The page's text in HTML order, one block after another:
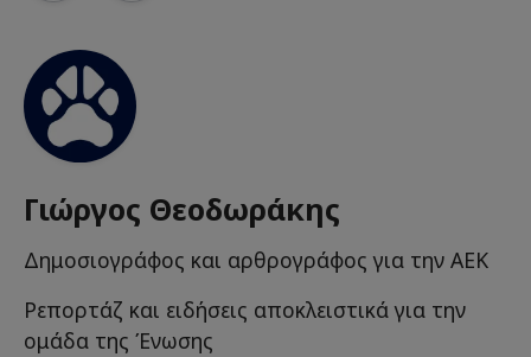
Γιώργος Θεοδωράκης
Δημοσιογράφος και αρθρογράφος για την ΑΕΚ
Ρεπορτάζ και ειδήσεις αποκλειστικά για την
ομάδα της Ένωσης